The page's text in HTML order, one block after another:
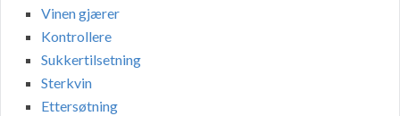
Vinen gjærer
Kontrollere
Sukkertilsetning
Sterkvin
Ettersøtning